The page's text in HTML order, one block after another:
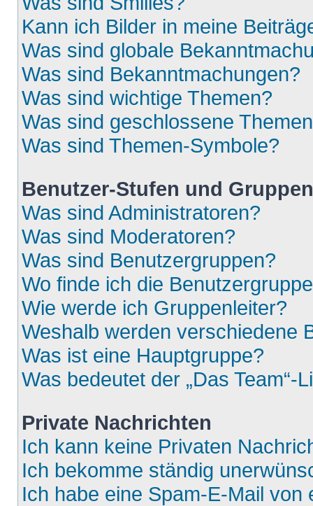
Kann ich Bilder in meine
Was sind globale
Was sind Bekanntmachungen?
Was sind wichtige Themen?
Was sind geschlossene
Was sind Themen-Symbole?
Benutzer-Stufen und Gruppen
Was sind Administratoren?
Was sind Moderatoren?
Was sind Benutzergruppen?
Wo finde ich die
Wie werde ich Gruppenleiter?
Weshalb werden verschiedene
Was ist eine Hauptgruppe?
Was bedeutet der „Das Team“-
Private Nachrichten
Ich kann keine Privaten
Ich bekomme ständig
Ich habe eine Spam-E-Mail